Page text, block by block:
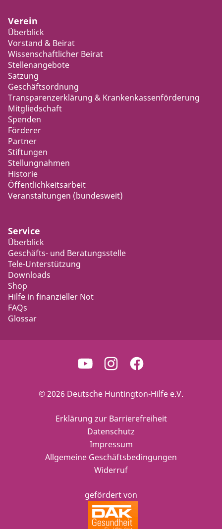
Verein
Überblick
Vorstand & Beirat
Wissenschaftlicher Beirat
Stellenangebote
Satzung
Geschäftsordnung
Transparenzerklärung & Krankenkassenförderung
Mitgliedschaft
Spenden
Förderer
Partner
Stiftungen
Stellungnahmen
Historie
Öffentlichkeitsarbeit
Veranstaltungen (bundesweit)
Service
Überblick
Geschäfts- und Beratungsstelle
Tele-Unterstützung
Downloads
Shop
Hilfe in finanzieller Not
FAQs
Glossar
© 2026 Deutsche Huntington-Hilfe e.V.
gefördert von
Erklärung zur Barrierefreiheit
Datenschutz
Impressum
Allgemeine Geschäftsbedingungen
Widerruf